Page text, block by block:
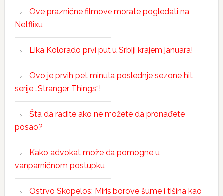
Ove praznične filmove morate pogledati na
Netflixu
Lika Kolorado prvi put u Srbiji krajem januara!
Ovo je prvih pet minuta poslednje sezone hit
serije „Stranger Things“!
Šta da radite ako ne možete da pronađete
posao?
Kako advokat može da pomogne u
vanparničnom postupku
Ostrvo Skopelos: Miris borove šume i tišina kao